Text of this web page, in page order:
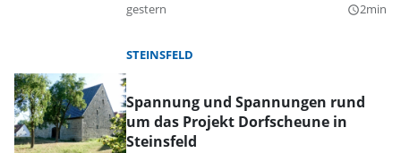
gestern query_builder2min
STEINSFELD
Spannung und Spannungen rund
um das Projekt Dorfscheune in
Steinsfeld